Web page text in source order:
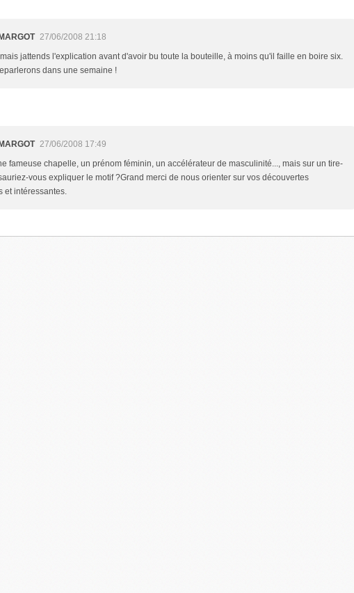
27/06/2008 21:18
jattends l'explication avant d'avoir bu toute la bouteille, à moins qu'il faille en boire six.
dans une semaine !
27/06/2008 17:49
fameuse chapelle, un prénom féminin, un accélérateur de masculinité..., mais sur un tire-
vous expliquer le motif ?Grand merci de nous orienter sur vos découvertes
et intéressantes.